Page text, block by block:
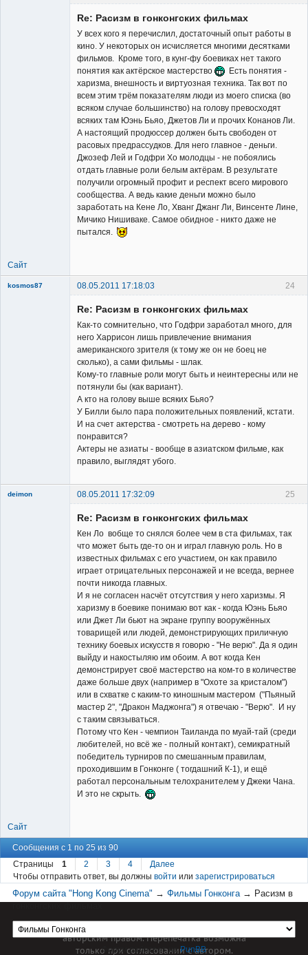
Re: Расизм в гонконгских фильмах
У всех кого я перечислил, достаточный опыт работы в
кино. У некоторых он исчисляется многими десятками
фильмов. Кроме того, в кунг-фу боевиках нет такого
понятия как актёрское мастерство
Есть понятия -
харизма, внешность и виртуозная техника. Так вот по
всем этим трём показателям люди из моего списка (во
всяком случае большинство) на голову превосходят
всяких там Юэнь Бьяо, Джетов Ли и прочих Конанов Ли.
А настоящий продюссер должен быть свободен от
расовых предрассудков. Для него главное - деньги.
Джозеф Лей и Годфри Хо молодцы - не побоялись
отдать главные роли белым актёрам. В результате
получили огромный профит и респект всего мирового
сообщества. А ведь какие деньги можно было
заработать на Кене Ло, Хванг Джанг Ли, Винсенте Лине,
Мичико Нишиваке. Самое обидное - никто даже не
пытался.
Сайт
24
kosmos87 08.05.2011 17:18:03
Re: Расизм в гонконгских фильмах
Как-то сомнительно, что Годфри заработал много, для
него Харрисон лишь привлечение внимания
американского зрителя (к тому же он не боец не
сколько), а сами фильмы - шлак.
Кому-то главные роли могут быть и неинтересны или не
потянули бы (как вариант).
А кто на голову выше всяких Бьяо?
У Билли было пара положительных появлений, кстати.
И на счет актерства - смотреть на дерево - кому
понравится?
Актеры не азиаты - вообще в азиатском фильме, как
правило, выглядят убого.
25
deimon
08.05.2011 17:32:09
Re: Расизм в гонконгских фильмах
Кен Ло вобще то снялся более чем в ста фильмах, так
что может быть где-то он и играл главную роль. Но в
известных фильмах с его участием, он как правило
играет отрицательных персонажей и не всегда, вернее
почти никогда главных.
И я не согласен насчёт отсутствия у него харизмы. Я
харизму в боевике понимаю вот как - когда Юэнь Бьяо
или Джет Ли бьют на экране группу вооружённых
товарищей или людей, демонстрирующих приличную
технику боевых искусств я говорю - "Не верю". Да я один
выйду и накостыляю им обоим. А вот когда Кен
демонстрирует своё мастерство на ком-то в количестве
даже больше двух (например в "Охоте за кристалом")
или в схватке с каким-то киношным мастером ("Пьяный
мастер 2", "Дракон Маджонга") я отвечаю - "Верю". И ну
с таким связываться.
Потому что Кен - чемпион Таиланда по муай-тай (среди
любителей, но всё же - полный контакт), семикратный
победитель турниров по смешанным правилам,
проходившим в Гонконге ( тогдашний К-1), и ещё
работал персональным телохранителем у Джеки Чана.
И это не скрыть.
Сайт
Сообщения с 1 по 25 из 90
Страницы
1 2 3 4
Далее
Чтобы отправить ответ, вы должны войти или зарегистрироваться
Форум сайта "Hong Kong Cinema" →Фильмы Гонконга → Расизм в
Форум работает наPunBB
Материал сайта hkcinema.ru защищен
авторским правом. Перепечатка возможна
только при согласовании с автором.